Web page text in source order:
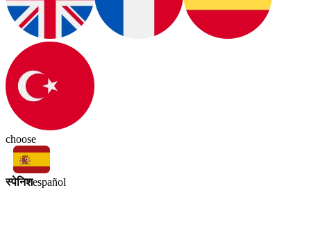
choose
स्पेनिशespañol